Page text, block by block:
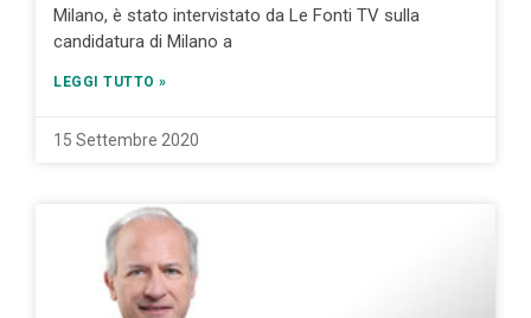
Milano, è stato intervistato da Le Fonti TV sulla
candidatura di Milano a
LEGGI TUTTO »
15 Settembre 2020